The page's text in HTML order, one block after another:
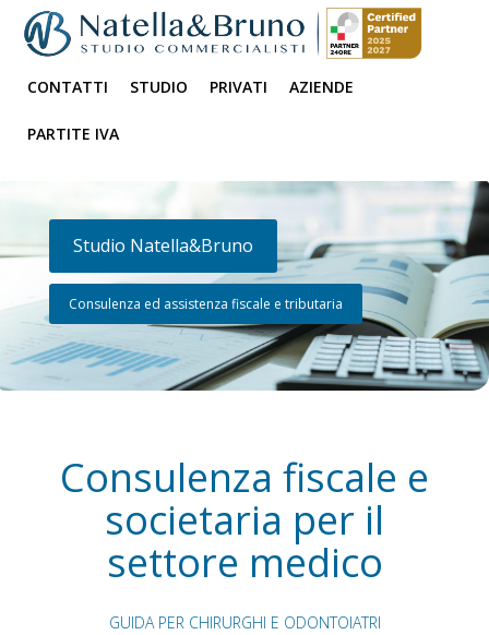
CONTATTI STUDIO PRIVATI AZIENDE
PARTITE IVA
Studio Natella&Bruno
Consulenza ed assistenza fiscale e tributaria
Consulenza fiscale e
societaria per il
settore medico
GUIDA PER CHIRURGHI E ODONTOIATRI